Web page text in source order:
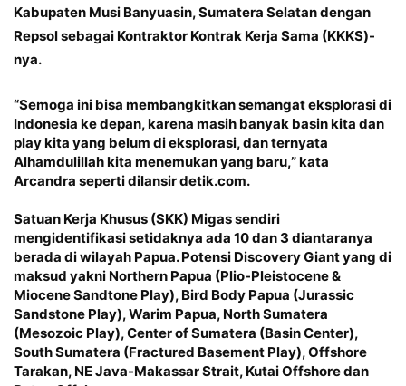
Kabupaten Musi Banyuasin, Sumatera Selatan dengan
Repsol sebagai Kontraktor Kontrak Kerja Sama (KKKS)-
nya.
“Semoga ini bisa membangkitkan semangat eksplorasi di
Indonesia ke depan, karena masih banyak basin kita dan
play kita yang belum di eksplorasi, dan ternyata
Alhamdulillah kita menemukan yang baru,” kata
Arcandra seperti dilansir detik.com.
Satuan Kerja Khusus (SKK) Migas sendiri
mengidentifikasi setidaknya ada 10 dan 3 diantaranya
berada di wilayah Papua. Potensi Discovery Giant yang di
maksud yakni Northern Papua (Plio-Pleistocene &
Miocene Sandtone Play), Bird Body Papua (Jurassic
Sandstone Play), Warim Papua, North Sumatera
(Mesozoic Play), Center of Sumatera (Basin Center),
South Sumatera (Fractured Basement Play), Offshore
Tarakan, NE Java-Makassar Strait, Kutai Offshore dan